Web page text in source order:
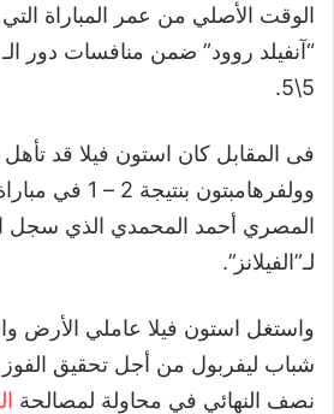
الوقت الأصلي من عمر المباراة
5\5.
فى المقابل كان استون فيلا قد
وولفرهامبتون
المصري أحمد المحمدي الذي سجل
لـ”الفيلانز”.
واستغل استون فيلا عاملي الأرض
شباب ليفربول من أجل تحقيق الفوز
نصف النهائي في محاولة لمصالحة